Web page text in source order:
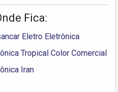
Fica:
Eletro Eletrônica
Tropical Color Comercial
Iran